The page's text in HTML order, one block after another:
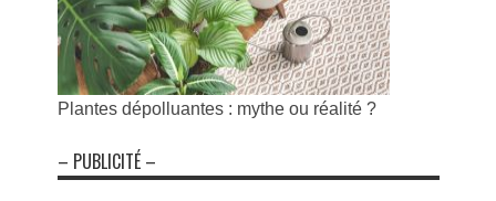
Plantes dépolluantes : mythe ou réalité ?
– PUBLICITÉ –